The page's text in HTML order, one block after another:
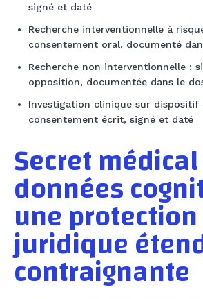
signé et daté
Recherche interventionnelle à
consentement oral, documenté
Recherche non interventionnelle :
opposition, documentée dans le
Investigation clinique sur dispositif
consentement écrit, signé et daté
Secret
données
une protection
juridique
contraignante